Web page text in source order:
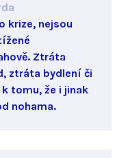
krize, nejsou
Ztráta
ztráta bydlení či
tomu, že i jinak
nohama.